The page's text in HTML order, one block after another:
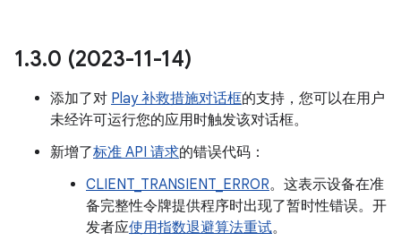
1.3.0 (2023-11-14)
添加了对 Play 补救措施对话框的支持，您可以在用户
未经许可运行您的应用时触发该对话框。
新增了标准 API 请求的错误代码：
CLIENT_TRANSIENT_ERROR。这表示设备在准
备完整性令牌提供程序时出现了暂时性错误。开
发者应使用指数退避算法重试。